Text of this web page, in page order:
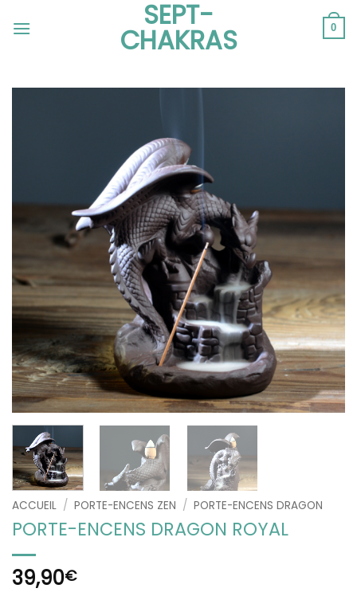
au
SEPT-
CHAKRAS 0
ACCUEIL / PORTE-ENCENS ZEN / PORTE-ENCENS DRAGON
PORTE-ENCENS DRAGON ROYAL
39,90€